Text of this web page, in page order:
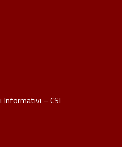
Informativi – CSI